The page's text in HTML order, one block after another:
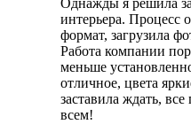
интерьера. Процесс
формат, загрузила
Работа компании
меньше
отличное, цвета
заставила ждать,
всем!